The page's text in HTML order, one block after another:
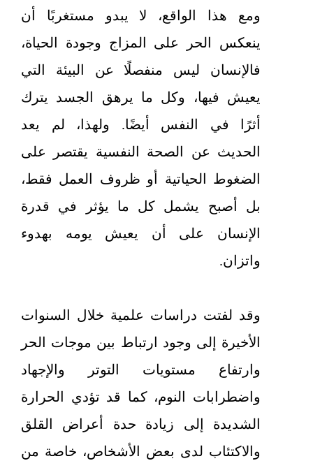
ومع هذا الواقع، لا يبدو مستغربًا أن
ينعكس الحر على المزاج وجودة الحياة،
فالإنسان ليس منفصلًا عن البيئة التي
يعيش فيها، وكل ما يرهق الجسد يترك
أثرًا في النفس أيضًا. ولهذا، لم يعد
الحديث عن الصحة النفسية يقتصر على
الضغوط الحياتية أو ظروف العمل فقط،
بل أصبح يشمل كل ما يؤثر في قدرة
الإنسان على أن يعيش يومه بهدوء
واتزان.
وقد لفتت دراسات علمية خلال السنوات
الأخيرة إلى وجود ارتباط بين موجات الحر
وارتفاع مستويات التوتر والإجهاد
واضطرابات النوم، كما قد تؤدي الحرارة
الشديدة إلى زيادة حدة أعراض القلق
والاكتئاب لدى بعض الأشخاص، خاصة من